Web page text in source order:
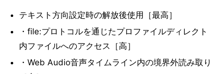
テキスト方向設定時の解放後使用［最高］
・file:プロトコルを通じたプロファイルディレクト
内ファイルへのアクセス［高］
・Web Audio音声タイムライン内の境界外読み取り